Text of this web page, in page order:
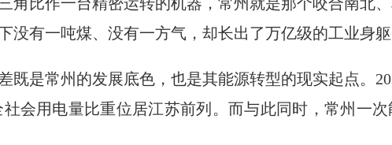
角比作一台精密运转的机器，常州就是那个咬合南北
没有一吨煤、没有一方气，却长出了万亿级的工业身躯
既是常州的发展底色，也是其能源转型的现实起点。
社会用电量比重位居江苏前列。而与此同时，常州一